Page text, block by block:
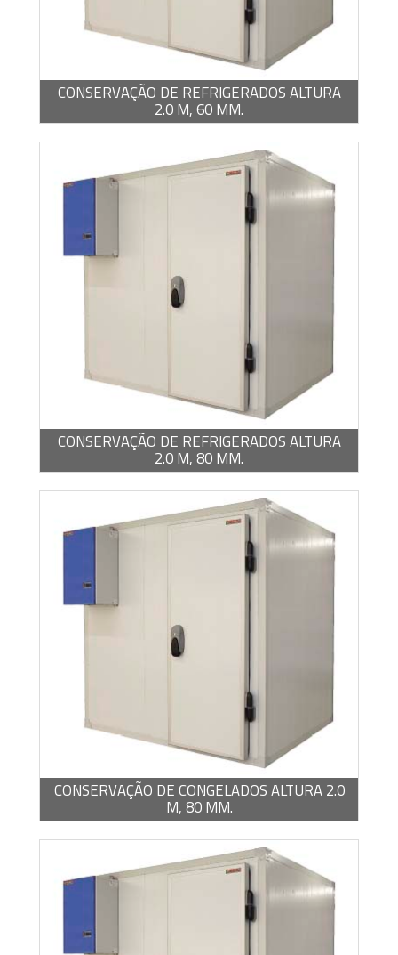
CONSERVAÇÃO DE REFRIGERADOS ALTURA
2.0 M, 60 MM.
PDF / 1,22 MB
CONSERVAÇÃO DE REFRIGERADOS ALTURA
2.0 M, 80 MM.
PDF / 1,22 MB
CONSERVAÇÃO DE CONGELADOS ALTURA 2.0
M, 80 MM.
PDF / 1,22 MB